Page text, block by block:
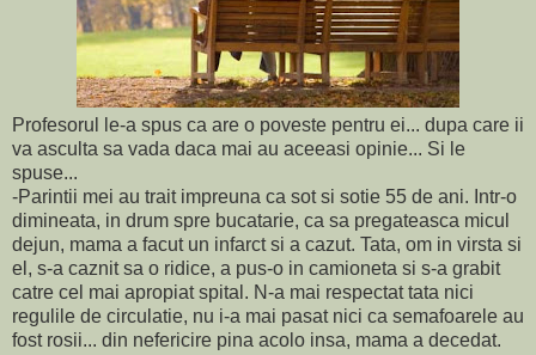
Profesorul le-a spus ca are o poveste pentru ei... dupa care ii
va asculta sa vada daca mai au aceeasi opinie... Si le
spuse...
-Parintii mei au trait impreuna ca sot si sotie 55 de ani. Intr-o
dimineata, in drum spre bucatarie, ca sa pregateasca micul
dejun, mama a facut un infarct si a cazut. Tata, om in virsta si
el, s-a caznit sa o ridice, a pus-o in camioneta si s-a grabit
catre cel mai apropiat spital. N-a mai respectat tata nici
regulile de circulatie, nu i-a mai pasat nici ca semafoarele au
fost rosii... din nefericire pina acolo insa, mama a decedat.